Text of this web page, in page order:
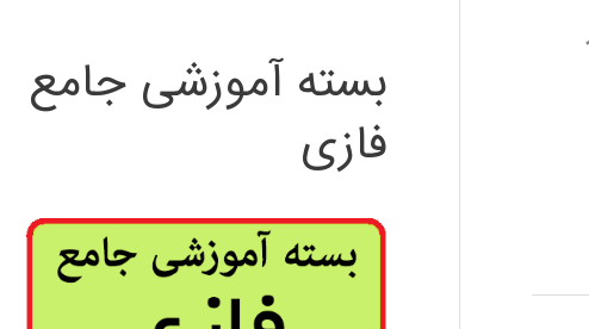
بسته آموزشی جامع
فازی